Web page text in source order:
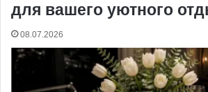
для вашего уютного
08.07.2026